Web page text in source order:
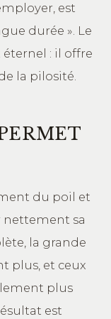
est
durée ». Le
: il offre
la pilosité.
du poil et
sa
la grande
plus, et ceux
plus
est